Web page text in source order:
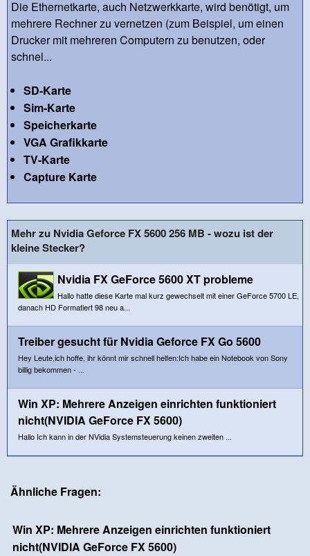
Die Ethernetkarte, auch Netzwerkkarte, wird benötigt, um
mehrere Rechner zu vernetzen (zum Beispiel, um einen
Drucker mit mehreren Computern zu benutzen, oder
schnel...
SD-Karte
Sim-Karte
Speicherkarte
VGA Grafikkarte
TV-Karte
Capture Karte
Mehr zu Nvidia Geforce FX 5600 256 MB - wozu ist der
kleine Stecker?
Nvidia FX GeForce 5600 XT probleme
Hallo hatte diese Karte mal kurz gewechselt mit einer GeForce 5700 LE,
danach HD Formatiert 98 neu a...
Treiber gesucht für Nvidia Geforce FX Go 5600
Hey Leute,ich hoffe, ihr könnt mir schnell helfen:Ich habe ein Notebook von Sony
billig bekommen - ...
Win XP: Mehrere Anzeigen einrichten funktioniert
nicht(NVIDIA GeForce FX 5600)
Hallo Ich kann in der NVidia Systemsteuerung keinen zweiten ...
Ähnliche Fragen:
Win XP: Mehrere Anzeigen einrichten funktioniert
nicht(NVIDIA GeForce FX 5600)